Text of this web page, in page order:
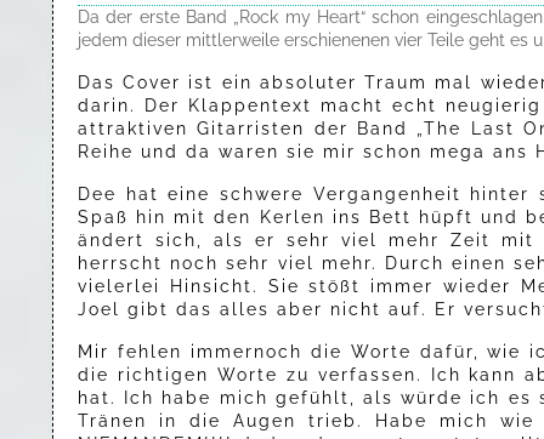
Da der erste Band „Rock my Heart“ schon
jedem dieser mittlerweile erschienenen vier Teile geht es
Das Cover ist ein absoluter Traum mal
darin. Der Klappentext macht echt
attraktiven Gitarristen der Band „The Last
Reihe und da waren sie mir schon mega ans
Dee hat eine schwere Vergangenheit
Spaß hin mit den Kerlen ins Bett hüpft und
ändert sich, als er sehr viel mehr Zeit mit
herrscht noch sehr viel mehr. Durch einen
vielerlei Hinsicht. Sie stößt immer wieder
Joel gibt das alles aber nicht auf. Er
Mir fehlen immernoch die Worte dafür, wie
die richtigen Worte zu verfassen. Ich kann
hat. Ich habe mich gefühlt, als würde ich
Tränen in die Augen trieb. Habe mich